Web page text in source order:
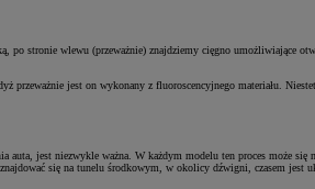
po stronie wlewu (przeważnie) znajdziemy cięgno umożliwiające
jest on wykonany z fluoroscencyjnego materiału.
jest niezwykle ważna. W każdym modelu ten proces może się
się na tunelu środkowym, w okolicy dźwigni, czasem jest